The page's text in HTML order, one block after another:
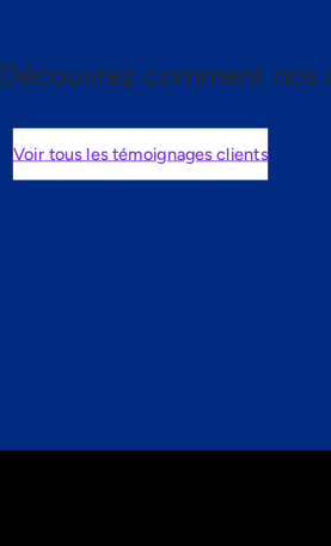
Découvrez comment
Voir tous les témoignages clients